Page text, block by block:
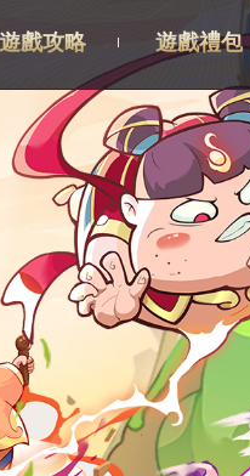
遊戲攻略 遊戲禮包